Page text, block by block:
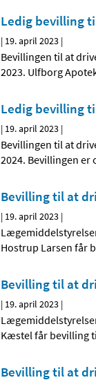
Ledig bevilling
| 19. april 2023 |
Bevillingen til at
2023. Ulfborg
Ledig bevilling
| 19. april 2023 |
Bevillingen til at
2024. Bevillingen er
Bevilling til at
| 19. april 2023 |
Hostrup Larsen får
Bevilling til at
| 19. april 2023 |
Kæstel får bevilling
Bevilling til at